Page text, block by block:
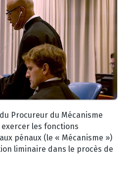
Procureur du Mécanisme
les fonctions
pénaux (le « Mécanisme »)
liminaire dans le procès de